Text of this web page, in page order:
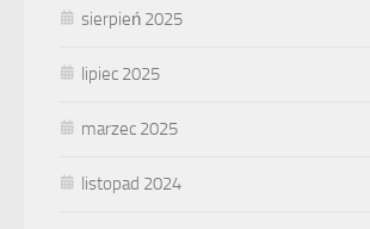
sierpień 2025
lipiec 2025
marzec 2025
listopad 2024